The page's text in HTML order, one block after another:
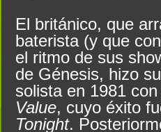
El británico, que
baterista (y que
el ritmo de sus
de Génesis, hizo
solista en 1981
Value, cuyo éxito
Tonight.